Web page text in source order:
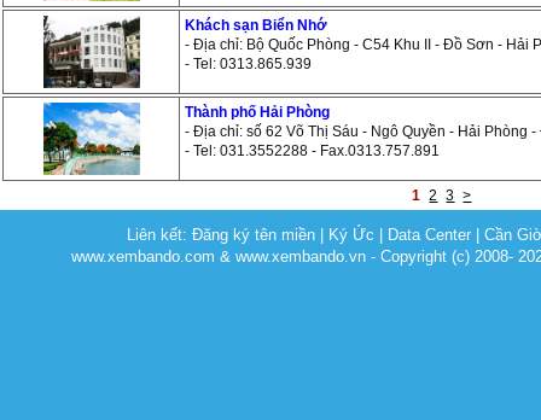
Khách sạn Biển Nhớ
- Địa chỉ: Bộ Quốc Phòng - C54 Khu II - Đồ Sơn - Hải
- Tel: 0313.865.939
Thành phố Hải Phòng
- Địa chỉ: số 62 Võ Thị Sáu - Ngô Quyền - Hải Phòng -
- Tel: 031.3552288 - Fax.0313.757.891
1 2 3 >
Liên kết:Đăng ký tên miền Ký Ức Data Center |Cần
www.xembando.com & www.xembando.vn - Copyright (c) 2008-